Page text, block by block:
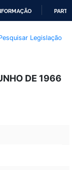
Legislação
DE 1966